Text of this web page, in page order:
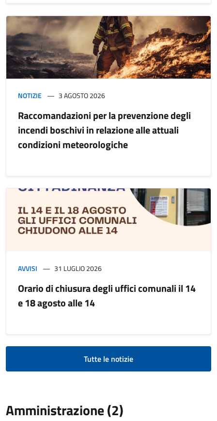
NOTIZIE 3 AGOSTO 2026
Raccomandazioni per la prevenzione degli
incendi boschivi in relazione alle attuali
condizioni meteorologiche
AVVISI 31 LUGLIO 2026
Orario di chiusura degli uffici comunali il 14
e 18 agosto alle 14
Tutte le notizie
Amministrazione (2)